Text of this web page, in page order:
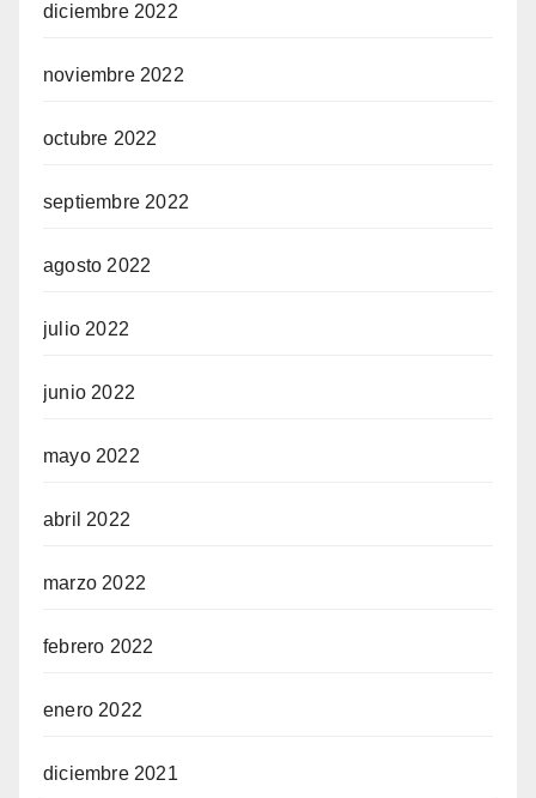
diciembre 2022
noviembre 2022
octubre 2022
septiembre 2022
agosto 2022
julio 2022
junio 2022
mayo 2022
abril 2022
marzo 2022
febrero 2022
enero 2022
diciembre 2021